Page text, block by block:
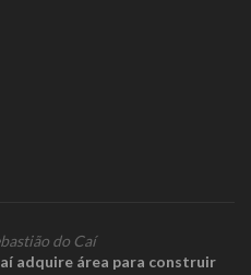
do Caí
adquire área para construir